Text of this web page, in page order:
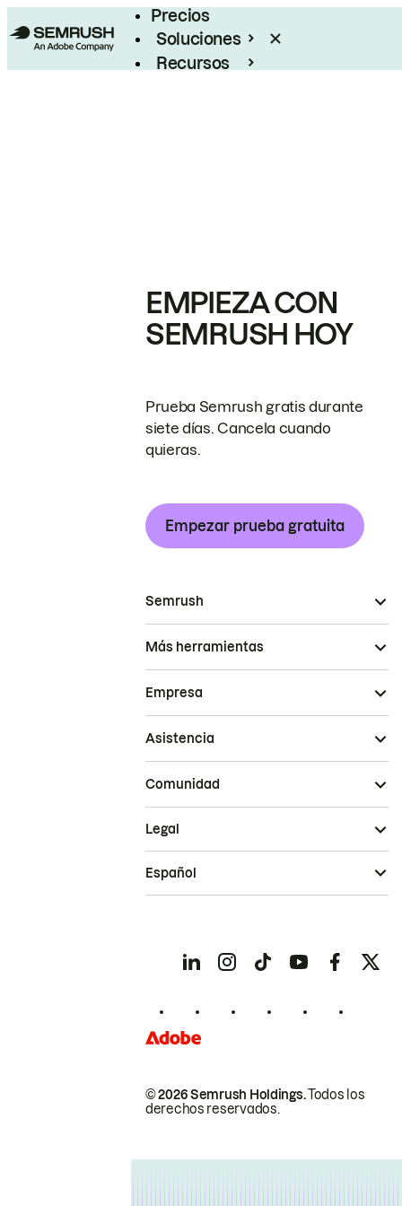
Precios
Soluciones
Recursos
EMPIEZA CON
SEMRUSH HOY
Prueba Semrush gratis durante
siete días. Cancela cuando
quieras.
Empezar prueba gratuita
Semrush
Más herramientas
Empresa
Asistencia
Comunidad
© 2026 Semrush Holdings.Todos los
derechos reservados.
Legal
Español